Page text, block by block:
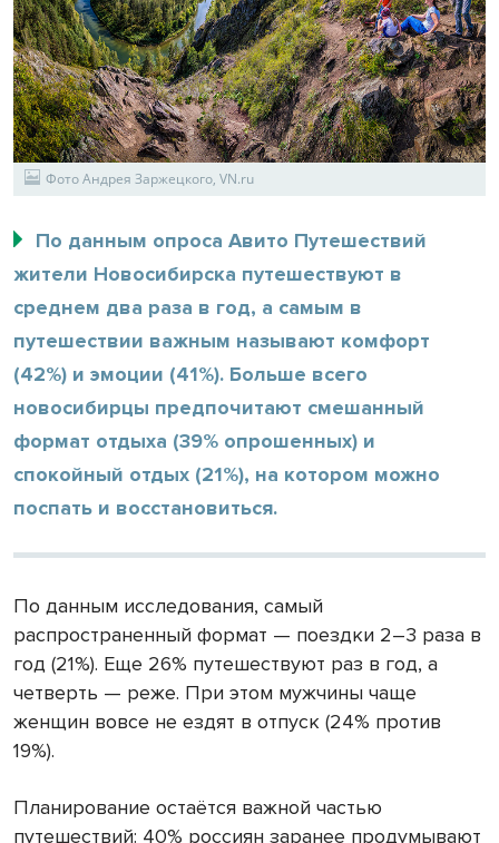
Фото Андрея Заржецкого, VN.ru
По данным опроса Авито Путешествий
жители Новосибирска путешествуют в
среднем два раза в год, а самым в
путешествии важным называют комфорт
(42%) и эмоции (41%). Больше всего
новосибирцы предпочитают смешанный
формат отдыха (39% опрошенных) и
спокойный отдых (21%), на котором можно
поспать и восстановиться.
По данным исследования, самый
распространенный формат — поездки 2–3 раза в
год (21%). Еще 26% путешествуют раз в год, а
четверть — реже. При этом мужчины чаще
женщин вовсе не ездят в отпуск (24% против
19%).
Планирование остаётся важной частью
путешествий: 40% россиян заранее продумывают